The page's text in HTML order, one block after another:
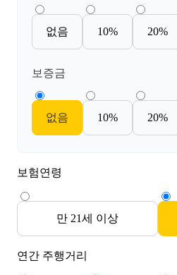
없음 10% 20%
보증금
없음 10% 20%
보험연령
만 21세 이상
연간 주행거리